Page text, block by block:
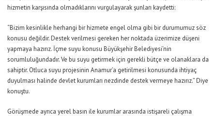
hizmetin karşısında olmadıklarını vurgulayarak şunları kaydetti:
“Bizim kesinlikle herhangi bir hizmete engel olma gibi bir durumumuz söz
konusu değildir. Destek verilmesi gereken her noktada üzerimize düşeni
yapmaya hazırız. İçme suyu konusu Büyükşehir Belediyesi’nin
sorumluluğundadır. Ve bu suyu getirmek için gerekli bütçe ve olanaklara da
sahiptir. Otluca suyu projesinin Anamur’a getirilmesi konusunda ihtiyaç
duyulması halinde devlet kurumları nezdinde destek vermeye hazırız.” Diye
konuştu.
Görüşmede ayrıca yerel basın ile kurumlar arasında istişareli çalışma